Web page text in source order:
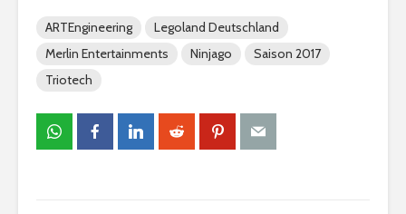
ARTEngineering
Legoland Deutschland
Merlin Entertainments
Ninjago
Saison 2017
Triotech